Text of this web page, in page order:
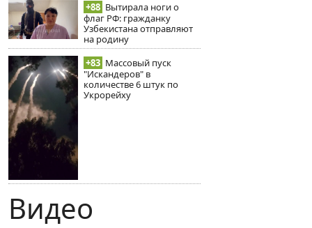
+88 Вытирала ноги о
флаг РФ: гражданку
Узбекистана отправляют
на родину
+83 Массовый пуск
"Искандеров" в
количестве 6 штук по
Укрорейху
Видео